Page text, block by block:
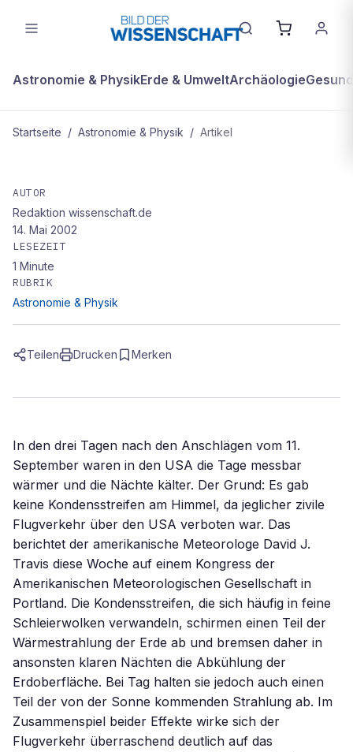
Astronomie & PhysikErde & UmweltArchäologie
Startseite / Astronomie & Physik / Artikel
Flugverbot nach dem 11. September
sorgte für wärmere Tage in den USA
AUTOR
Redaktion wissenschaft.de
14. Mai 2002
LESEZEIT
1 Minute
RUBRIK
Astronomie & Physik
Teilen Drucken Merken
In den drei Tagen nach den Anschlägen vom 11.
September waren in den USA die Tage messbar
wärmer und die Nächte kälter. Der Grund: Es gab
keine Kondensstreifen am Himmel, da jeglicher zivile
Flugverkehr über den USA verboten war. Das
berichtet der amerikanische Meteorologe David J.
Travis diese Woche auf einem Kongress der
Amerikanischen Meteorologischen Gesellschaft in
Portland. Die Kondensstreifen, die sich häufig in feine
Schleierwolken verwandeln, schirmen einen Teil der
Wärmestrahlung der Erde ab und bremsen daher in
ansonsten klaren Nächten die Abkühlung der
Erdoberfläche. Bei Tag halten sie jedoch auch einen
Teil der von der Sonne kommenden Strahlung ab. Im
Zusammenspiel beider Effekte wirke sich der
Flugverkehr überraschend deutlich auf das